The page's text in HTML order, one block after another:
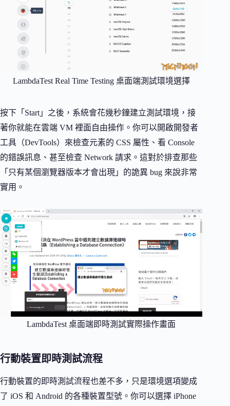
LambdaTest Real Time Testing 桌面端測試環境選擇
按下「Start」之後，系統會花幾秒鐘建立測試環境，接
著你就能在雲端 VM 裡面自由操作。你可以開啟開發者
工具（DevTools）來檢查元素的 CSS 屬性、看 Console
的錯誤訊息、甚至檢查 Network 請求。這對於排查那些
「只有某個瀏覽器版本才會出現」的詭異 bug 來說非常
實用。
LambdaTest 桌面端即時測試實際操作畫面
行動裝置即時測試流程
行動裝置的即時測試流程也差不多，只是環境選項變成
了 iOS 和 Android 的各種裝置型號。你可以選擇 iPhone